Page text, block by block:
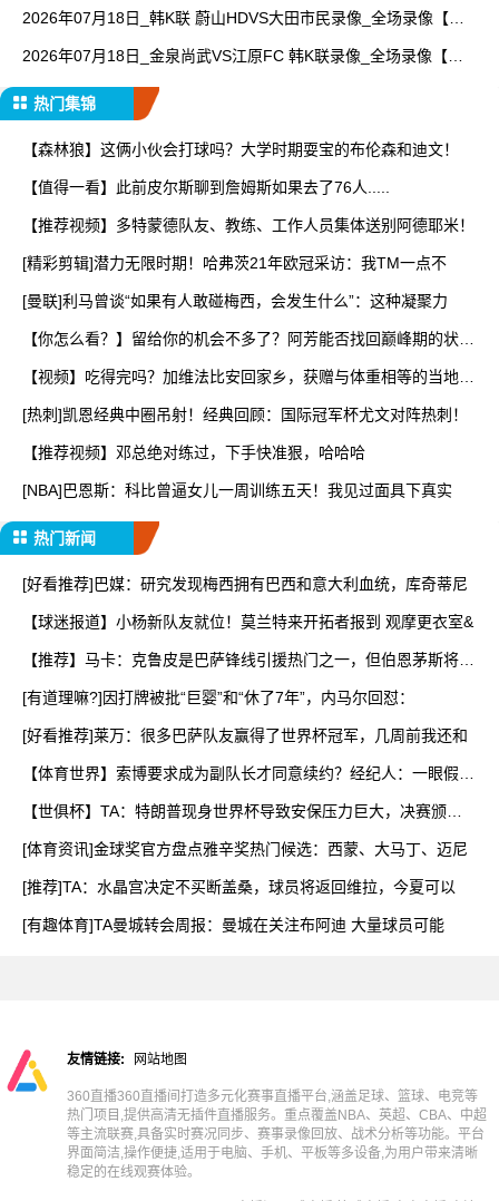
2026年07月18日_韩K联 蔚山HDVS大田市民录像_全场录像【视
2026年07月18日_金泉尚武VS江原FC 韩K联录像_全场录像【全
热门集锦
【森林狼】这俩小伙会打球吗？大学时期耍宝的布伦森和迪文！
【值得一看】此前皮尔斯聊到詹姆斯如果去了76人.....
【推荐视频】多特蒙德队友、教练、工作人员集体送别阿德耶米！
[精彩剪辑]潜力无限时期！哈弗茨21年欧冠采访：我TM一点不
[曼联]利马曾谈“如果有人敢碰梅西，会发生什么”：这种凝聚力
【你怎么看？】留给你的机会不多了？阿芳能否找回巅峰期的状
【视频】吃得完吗？加维法比安回家乡，获赠与体重相等的当地特
[热刺]凯恩经典中圈吊射！经典回顾：国际冠军杯尤文对阵热刺！
【推荐视频】邓总绝对练过，下手快准狠，哈哈哈
[NBA]巴恩斯：科比曾逼女儿一周训练五天！我见过面具下真实
热门新闻
[好看推荐]巴媒：研究发现梅西拥有巴西和意大利血统，库奇蒂尼
【球迷报道】小杨新队友就位！莫兰特来开拓者报到 观摩更衣室&
【推荐】马卡：克鲁皮是巴萨锋线引援热门之一，但伯恩茅斯将其
[有道理嘛?]因打牌被批“巨婴”和“休了7年”，内马尔回怼：
[好看推荐]莱万：很多巴萨队友赢得了世界杯冠军，几周前我还和
【体育世界】索博要求成为副队长才同意续约？经纪人：一眼假，
【世俱杯】TA：特朗普现身世界杯导致安保压力巨大，决赛颁奖
[体育资讯]金球奖官方盘点雅辛奖热门候选：西蒙、大马丁、迈尼
[推荐]TA：水晶宫决定不买断盖桑，球员将返回维拉，今夏可以
[有趣体育]TA曼城转会周报：曼城在关注布阿迪 大量球员可能
友情链接: 网站地图
360直播360直播间打造多元化赛事直播平台,涵盖足球、篮球、电竞等
热门项目,提供高清无插件直播服务。重点覆盖NBA、英超、CBA、中超
等主流联赛,具备实时赛况同步、赛事录像回放、战术分析等功能。平台
界面简洁,操作便捷,适用于电脑、手机、平板等多设备,为用户带来清晰
稳定的在线观赛体验。